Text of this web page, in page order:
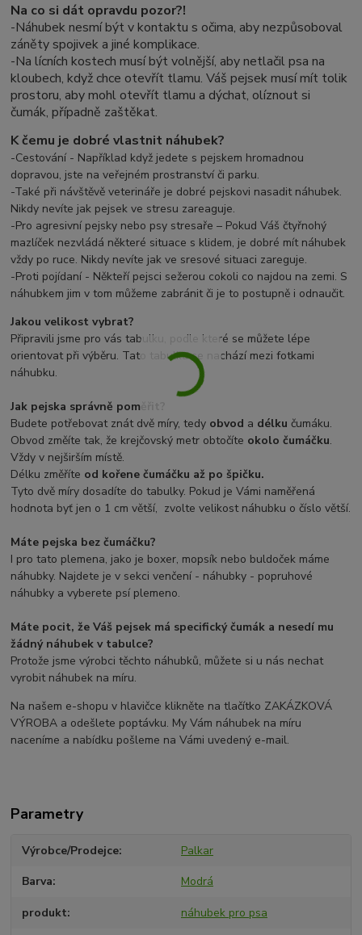
Na co si dát opravdu pozor?!
-Náhubek nesmí být v kontaktu s očima, aby nezpůsoboval
záněty spojivek a jiné komplikace.
-Na lícních kostech musí být volnější, aby netlačil psa na
kloubech, když chce otevřít tlamu. Váš pejsek musí mít tolik
prostoru, aby mohl otevřít tlamu a dýchat, olíznout si
čumák, případně zaštěkat.
K čemu je dobré vlastnit náhubek?
-Cestování - Například když jedete s pejskem hromadnou
dopravou, jste na veřejném prostranství či parku.
-Také při návštěvě veterináře je dobré pejskovi nasadit náhubek.
Nikdy nevíte jak pejsek ve stresu zareaguje.
-Pro agresivní pejsky nebo psy stresaře – Pokud Váš čtyřnohý
mazlíček nezvládá některé situace s klidem, je dobré mít náhubek
vždy po ruce. Nikdy nevíte jak ve sresové situaci zareguje.
-Proti pojídaní - Někteří pejsci sežerou cokoli co najdou na zemi. S
náhubkem jim v tom můžeme zabránit či je to postupně i odnaučit.
Jakou velikost vybrat?
Připravili jsme pro vás tabulku, podle které se můžete lépe
orientovat při výběru. Tato tabulka se nachází mezi fotkami
náhubku.
Jak pejska správně poměřit?
Budete potřebovat znát dvě míry, tedy obvod a délkučumáku.
Obvod změíte tak, že krejčovský metr obtočíte okolo čumáčku.
Vždy v nejširším místě.
Délku změříte od kořene čumáčku až po špičku.
Tyto dvě míry dosadíte do tabulky. Pokud je Vámi naměřená
hodnota byť jen o 1 cm větší, zvolte velikost náhubku o číslo větší.
Máte pejska bez čumáčku?
I pro tato plemena, jako je boxer, mopsík nebo buldoček máme
náhubky. Najdete je v sekci venčení - náhubky - popruhové
náhubky a vyberete psí plemeno.
Máte pocit, že Váš pejsek má specifický čumák a nesedí mu
žádný náhubek v tabulce?
Protože jsme výrobci těchto náhubků, můžete si u nás nechat
vyrobit náhubek na míru.
Na našem e-shopu v hlavičce klikněte na tlačítko ZAKÁZKOVÁ
VÝROBA a odešlete poptávku. My Vám náhubek na míru
naceníme a nabídku pošleme na Vámi uvedený e-mail.
Parametry
Výrobce/Prodejce Palkar
Barva Modrá
produkt náhubek pro psa